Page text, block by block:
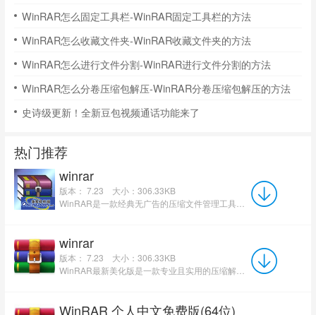
WinRAR怎么固定工具栏-WinRAR固定工具栏的方法
WinRAR怎么收藏文件夹-WinRAR收藏文件夹的方法
WinRAR怎么进行文件分割-WinRAR进行文件分割的方法
WinRAR怎么分卷压缩包解压-WinRAR分卷压缩包解压的方法
史诗级更新！全新豆包视频通话功能来了
热门推荐
winrar
版本： 7.23
大小：306.33KB
winrar
版本： 7.23
大小：306.33KB
WinRAR 个人中文免费版(64位)